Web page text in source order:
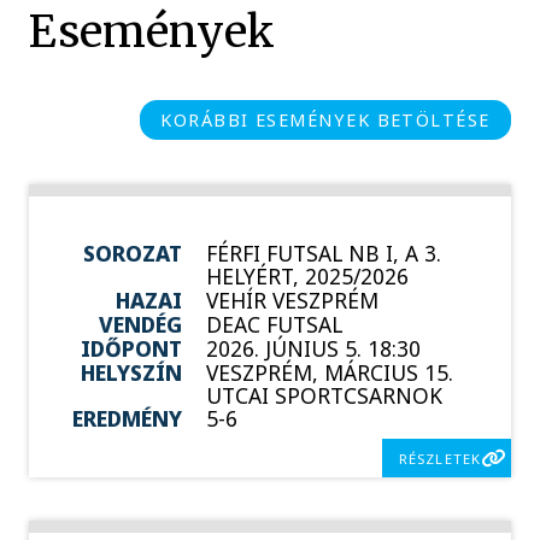
Események
KORÁBBI ESEMÉNYEK BETÖLTÉSE
SOROZAT FÉRFI FUTSAL NB I, A 3.
HELYÉRT, 2025/2026
HAZAI
VEHÍR VESZPRÉM
VENDÉG
DEAC FUTSAL
IDŐPONT
2026. JÚNIUS 5. 18:30
HELYSZÍN
VESZPRÉM, MÁRCIUS 15.
UTCAI SPORTCSARNOK
EREDMÉNY
5-6
RÉSZLETEK